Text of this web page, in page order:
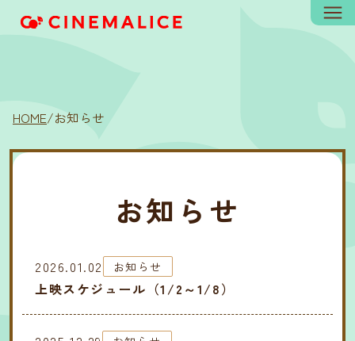
HOME/お知らせ
お知らせ
2026.01.02 お知らせ
上映スケジュール（1/2～1/8）